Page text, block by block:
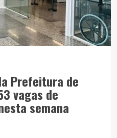
Prefeitura de
vagas de
semana